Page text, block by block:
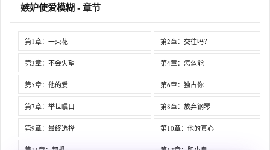
嫉妒使爱模糊 - 章节
第1章：一束花 第2章：交往吗？
第3章：不会失望 第4章：怎么能
第5章：他的爱 第6章：独占你
第7章：举世瞩目 第8章：放弃钢琴
第9章：最终选择 第10章：他的真心